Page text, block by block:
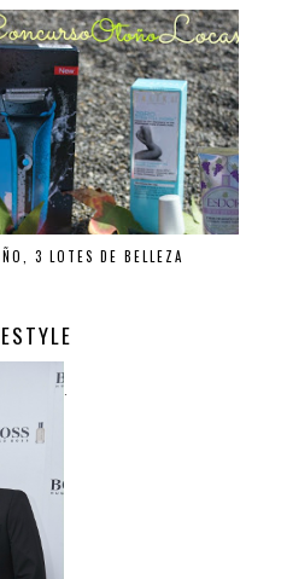
3 LOTES DE BELLEZA
.